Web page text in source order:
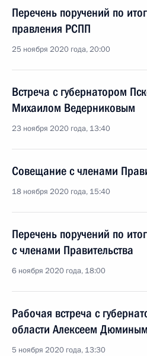
Перечень поручений по
правления РСПП
25 ноября 2020 года, 20:00
Встреча с губернатором
Михаилом Ведерниковым
23 ноября 2020 года, 13:40
Совещание с членами
18 ноября 2020 года, 15:40
Перечень поручений по
с членами Правительства
6 ноября 2020 года, 18:00
Рабочая встреча с
области Алексеем Дюминым
5 ноября 2020 года, 13:30